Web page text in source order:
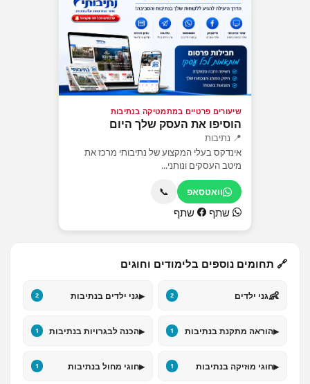
שיעורים פרטיים במתמטיקה בנתיבות
הוסיפו את העסק שלך היום
📍 נתיבות
אינדקס בעלי המקצוע של נתיבותי מרכז את
מיטב העסקים ונותני...
וואטסאפ 📞
שתף שתף
🔗 תחומים נוספים בלימודים וחוגים
👶גני ילדים 2
▸גני ילדים בנתיבות 2
▸הוראה מתקנת בנתיבות 1
▸הכנה לבגרויות בנתיבות 1
▸חוגי מוזיקה בנתיבות 1
▸חוגי מחול בנתיבות 1